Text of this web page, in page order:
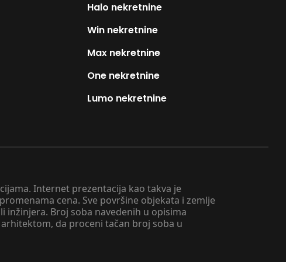
Internet prezentacija kao takva je
cena. Sve površine objekata i zemlje
Broj soba navedenih u opisima
da proceni tačan broj soba u
Halo nekretnine
Win nekretnine
Max nekretnine
One nekretnine
Lumo nekretnine